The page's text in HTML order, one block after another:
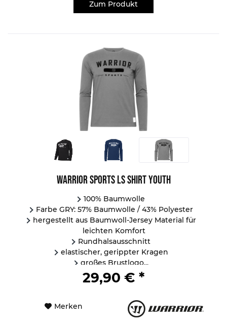
Zum Produkt
Warrior Sports LS Shirt Youth
100% Baumwolle
Farbe GRY: 57% Baumwolle / 43% Polyester
hergestellt aus Baumwoll-Jersey Material für
leichten Komfort
Rundhalsausschnitt
elastischer, gerippter Kragen
großes Brustlogo...
29,90 € *
Merken